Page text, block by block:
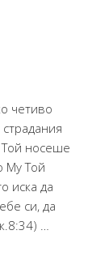
четиво
Той носеше
Му Той
иска да
си, да
…